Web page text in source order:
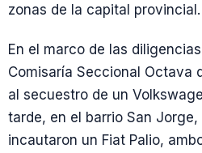
zonas de la capital provincial.
En el marco de las
Comisaría Seccional Octava
al secuestro de un
tarde, en el barrio San
incautaron un Fiat Palio,